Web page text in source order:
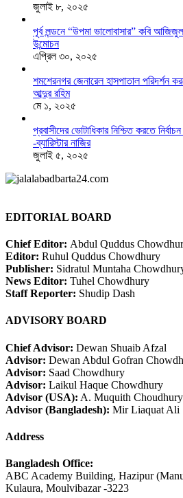
জুলাই ৮, ২০২৫
পূর্ব লন্ডনে “উপমা ভালোবাসার” কবি
উন্মোচন
এপ্রিল ৩০, ২০২৫
শমশেরনগর জেনারেল হাসপাতাল পরিদর্শন
আব্দুর রহিম
মে ১, ২০২৫
প্রবাসীদের ভোটাধিকার নিশ্চিত করতে
-ব্যারিস্টার নাজির
জুলাই ৫, ২০২৫
EDITORIAL BOARD
Chief Editor: Abdul Quddus
Editor: Ruhul Quddus Chowdhury
Publisher: Sidratul Muntaha
News Editor: Tuhel Chowdhury
Staff Reporter: Shudip Dash
ADVISORY BOARD
Chief Advisor: Dewan Shuaib Afzal
Advisor: Dewan Abdul Gofran
Advisor: Saad Chowdhury
Advisor: Laikul Haque Chowdhury
Advisor (USA): A. Muquith Choudhury
Advisor (Bangladesh): Mir Liaquat Ali
Address
Bangladesh Office:
ABC Academy Building, Hazipur
Kulaura, Moulvibazar -3223